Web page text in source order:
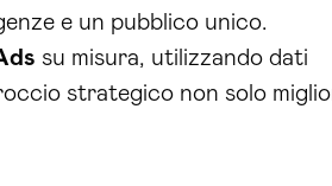
e un pubblico unico.
su misura, utilizzando dati
strategico non solo